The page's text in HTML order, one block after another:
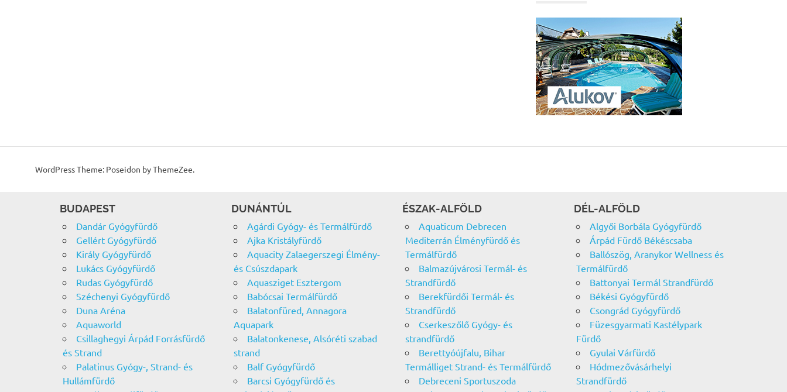
WordPress Theme: Poseidon by ThemeZee.
BUDAPEST
Dandár Gyógyfürdő
Gellért Gyógyfürdő
Király Gyógyfürdő
Lukács Gyógyfürdő
Rudas Gyógyfürdő
Széchenyi Gyógyfürdő
Duna Aréna
Aquaworld
Csillaghegyi Árpád Forrásfürdő
és Strand
Palatinus Gyógy-, Strand- és
Hullámfürdő
DUNÁNTÚL
Agárdi Gyógy- és Termálfürdő
Ajka Kristályfürdő
Aquacity Zalaegerszegi Élmény-
és Csúszdapark
Aquasziget Esztergom
Babócsai Termálfürdő
Balatonfüred, Annagora
Aquapark
Balatonkenese, Alsóréti szabad
strand
Balf Gyógyfürdő
Barcsi Gyógyfürdő és
ÉSZAK-ALFÖLD
Aquaticum Debrecen
Mediterrán Élményfürdő és
Termálfürdő
Balmazújvárosi Termál- és
Strandfürdő
Berekfürdői Termál- és
Strandfürdő
Cserkeszőlő Gyógy- és
strandfürdő
Berettyóújfalu, Bihar
Termálliget Strand- és Termálfürdő
Debreceni Sportuszoda
DÉL-ALFÖLD
Algyői Borbála Gyógyfürdő
Árpád Fürdő Békéscsaba
Ballószög, Aranykor Wellness és
Termálfürdő
Battonyai Termál Strandfürdő
Békési Gyógyfürdő
Csongrád Gyógyfürdő
Füzesgyarmati Kastélypark
Fürdő
Gyulai Várfürdő
Hódmezővásárhelyi
Strandfürdő